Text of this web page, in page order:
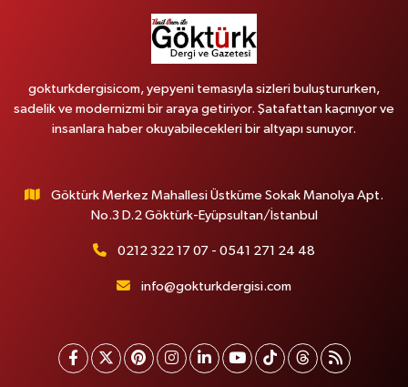
gokturkdergisicom, yepyeni temasıyla sizleri buluştururken,
sadelik ve modernizmi bir araya getiriyor. Şatafattan kaçınıyor ve
insanlara haber okuyabilecekleri bir altyapı sunuyor.
Göktürk Merkez Mahallesi Üstküme Sokak Manolya Apt.
No.3 D.2 Göktürk-Eyüpsultan/İstanbul
0212 322 17 07 - 0541 271 24 48
info@gokturkdergisi.com